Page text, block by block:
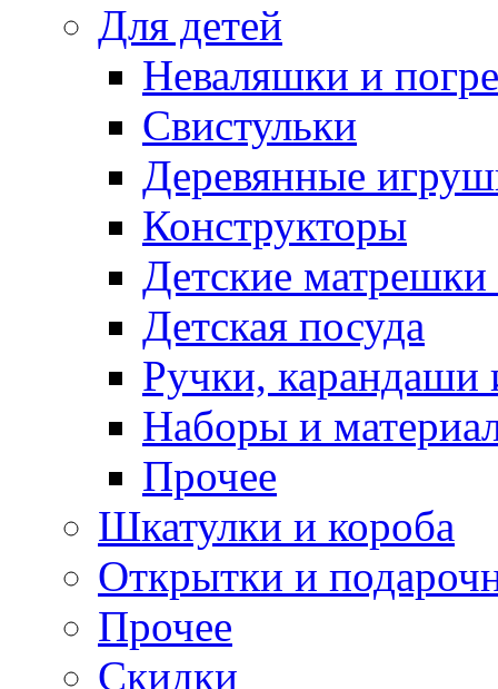
Для детей
Неваляшки и
Свистульки
Деревянные
Конструкторы
Детские
Детская посуда
Ручки,
Наборы и
Прочее
Шкатулки и короба
Открытки и
Прочее
Скидки